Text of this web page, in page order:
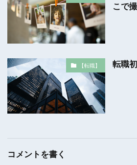
こで
【転職】 転職
コメントを書く